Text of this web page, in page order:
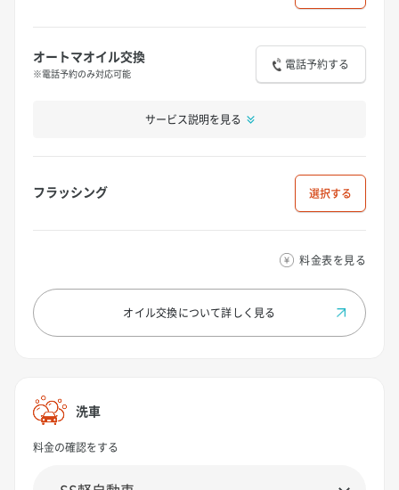
オートマオイル交換
※電話予約のみ対応可能
電話予約する
サービス説明を見る
フラッシング 選択
料金表を見る
オイル交換について詳しく見る
洗車
料金の確認をする